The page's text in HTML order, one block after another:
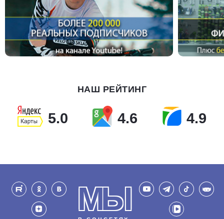
НАШ РЕЙТИНГ
5.0 4.6 4.9
МЫ